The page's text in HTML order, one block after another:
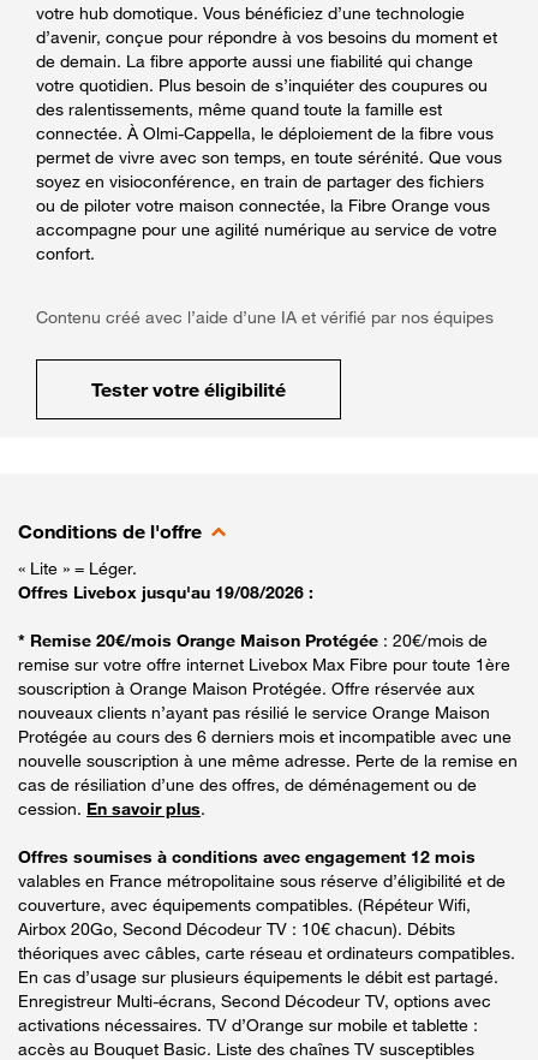
votre hub domotique. Vous bénéficiez d’une technologie
d’avenir, conçue pour répondre à vos besoins du moment et
de demain. La fibre apporte aussi une fiabilité qui change
votre quotidien. Plus besoin de s’inquiéter des coupures ou
des ralentissements, même quand toute la famille est
connectée. À Olmi-Cappella, le déploiement de la fibre vous
permet de vivre avec son temps, en toute sérénité. Que vous
soyez en visioconférence, en train de partager des fichiers
ou de piloter votre maison connectée, la Fibre Orange vous
accompagne pour une agilité numérique au service de votre
confort.
Contenu créé avec l’aide d’une IA et vérifié par nos équipes
Tester votre éligibilité
Conditions de l'offre
« Lite » = Léger.
Offres Livebox jusqu'au 19/08/2026 :
* Remise 20€/mois Orange Maison Protégée : 20€/mois de
remise sur votre offre internet Livebox Max Fibre pour toute 1ère
souscription à Orange Maison Protégée. Offre réservée aux
nouveaux clients n’ayant pas résilié le service Orange Maison
Protégée au cours des 6 derniers mois et incompatible avec une
nouvelle souscription à une même adresse. Perte de la remise en
cas de résiliation d’une des offres, de déménagement ou de
cession. En savoir plus.
Offres soumises à conditions avec engagement 12 mois
valables en France métropolitaine sous réserve d’éligibilité et de
couverture, avec équipements compatibles. (Répéteur Wifi,
Airbox 20Go, Second Décodeur TV : 10€ chacun). Débits
théoriques avec câbles, carte réseau et ordinateurs compatibles.
En cas d’usage sur plusieurs équipements le débit est partagé.
Enregistreur Multi-écrans, Second Décodeur TV, options avec
activations nécessaires. TV d’Orange sur mobile et tablette :
accès au Bouquet Basic. Liste des chaînes TV susceptibles